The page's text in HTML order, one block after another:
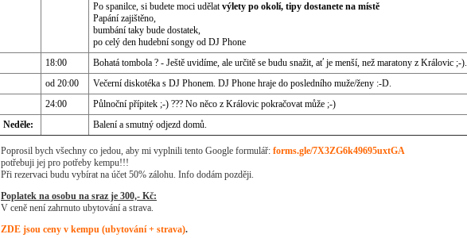
Po spanilce, si budete moci udělatvýlety po okolí, tipy dostanete na místě
Papání zajištěno,
bumbání taky bude dostatek,
po celý den hudební songy od DJ Phone
18:00
Bohatá tombola ? - Ještě uvidíme, ale určitě se budu snažit, ať je menší, než maratony z Královic ;-).
od 20:00
Večerní diskotéka s DJ Phonem. DJ Phone hraje do posledního muže/ženy :-D.
24:00
Půlnoční přípitek ;-) ??? No něco z Královic pokračovat může ;-)
Neděle:
Balení a smutný odjezd domů.
Poprosil bych všechny co jedou, aby mi vyplnili tento Google formulář: forms.gle/7X3ZG6k49695uxtGA
potřebuji jej pro potřeby kempu!!!
Při rezervaci budu vybírat na účet 50% zálohu. Info dodám později.
Poplatek na osobu na sraz je 300,- Kč:
V ceně není zahrnuto ubytování a strava.
ZDE jsou ceny v kempu (ubytování + strava).